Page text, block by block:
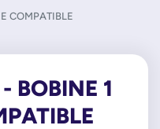
COMPATIBLE
BOBINE 1